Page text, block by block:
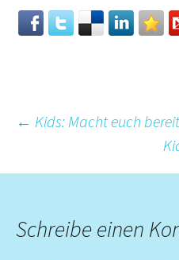
Beitrags-
← Kids: Macht euch
Schreibe einen